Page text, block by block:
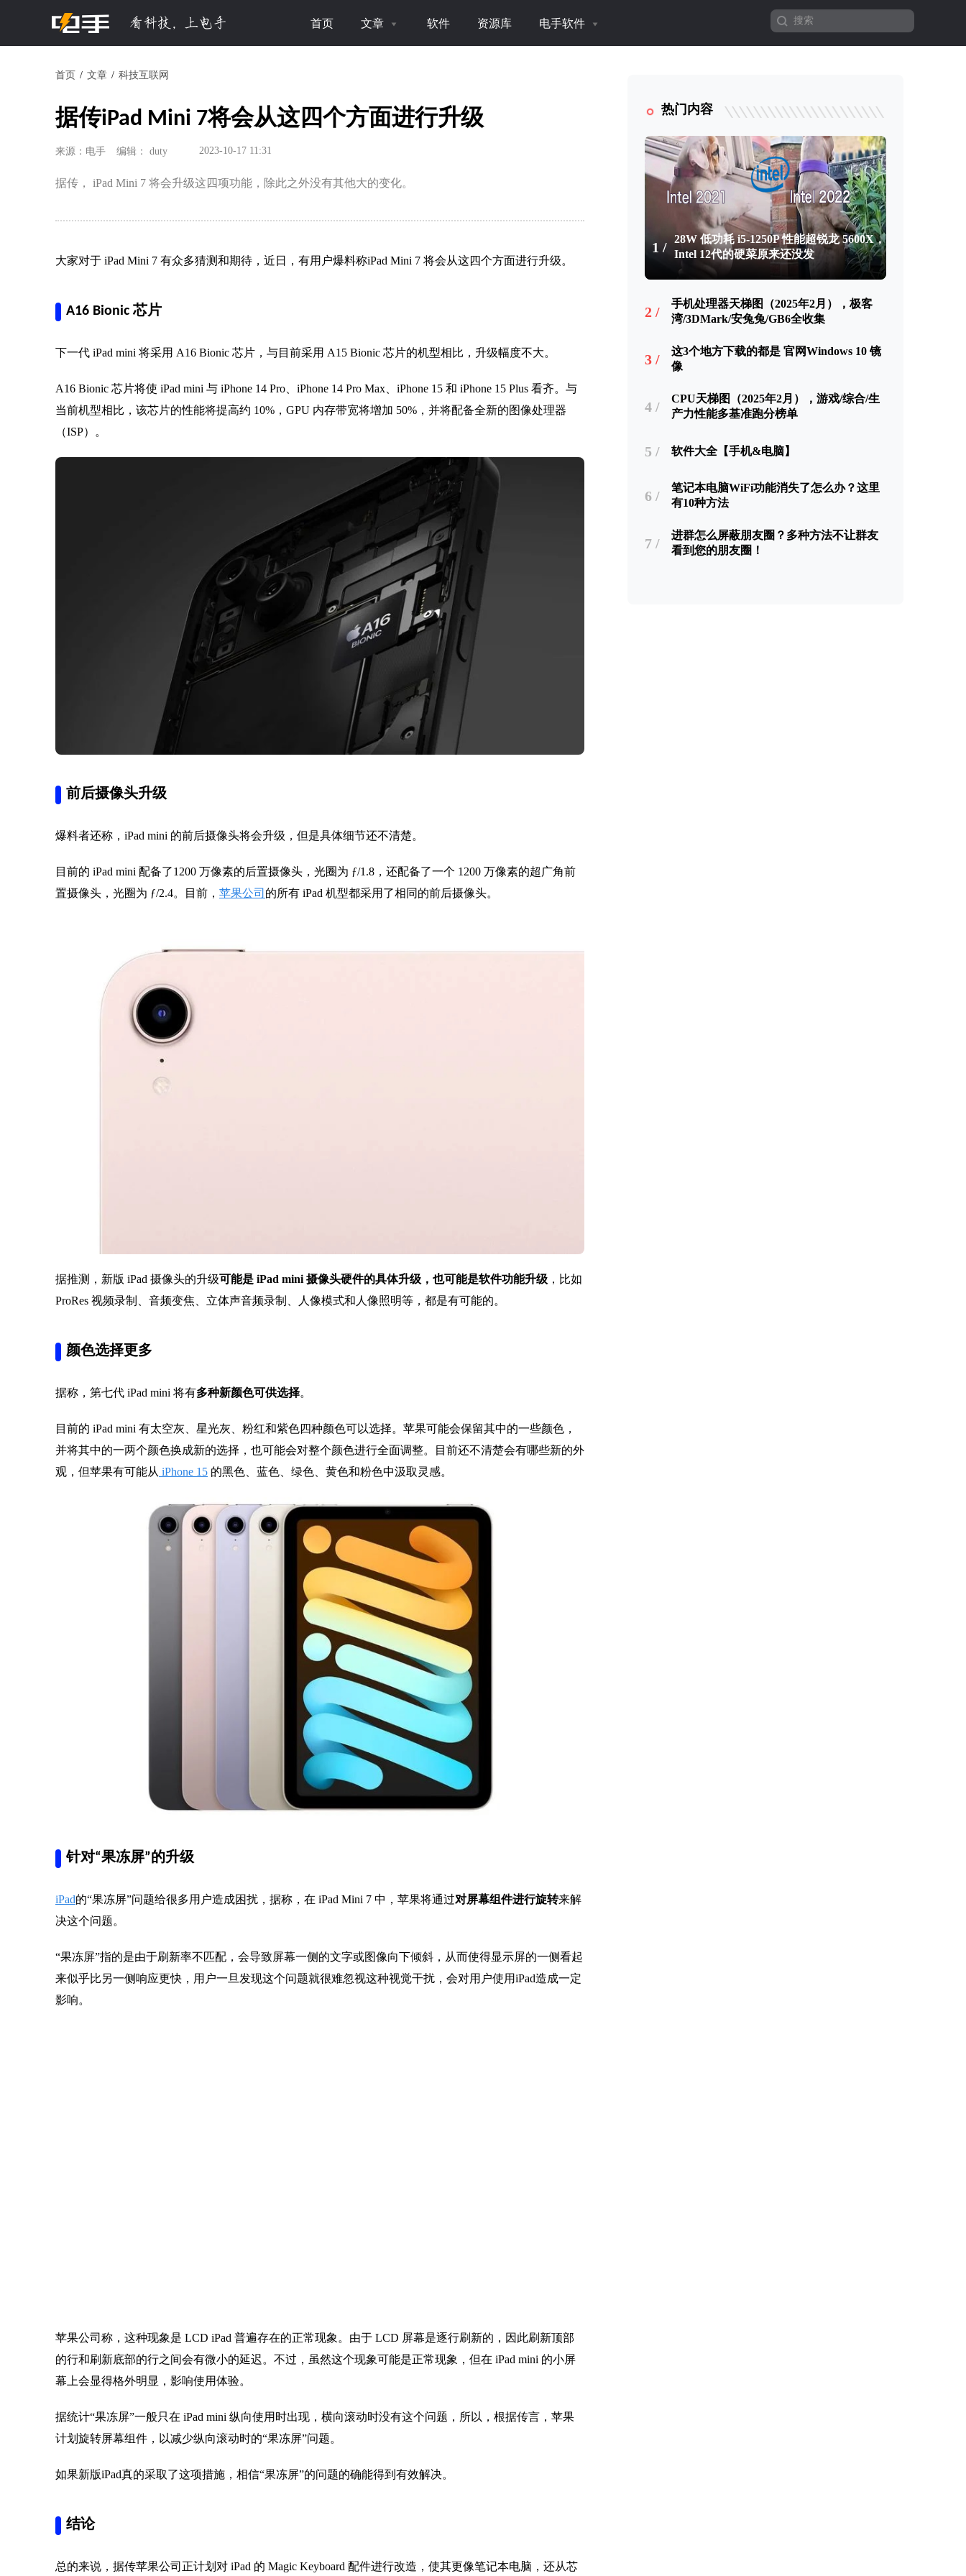
首页 文章 软件 资源库 电手软件
首页 文章 科技互联网
据传iPad Mini 7将会从这四个方面进行升级
来源：电手 编辑： duty 2023-10-17 11:31
据传， iPad Mini 7 将会升级这四项功能，除此之外没有其他大的变化。
大家对于 iPad Mini 7 有众多猜测和期待，近日，有用户爆料称iPad Mini 7 将会从这四个方面进行升级。
A16 Bionic 芯片
下一代 iPad mini 将采用 A16 Bionic 芯片，与目前采用 A15 Bionic 芯片的机型相比，升级幅度不大。
A16 Bionic 芯片将使 iPad mini 与 iPhone 14 Pro、iPhone 14 Pro Max、iPhone 15 和 iPhone 15 Plus 看齐。与
当前机型相比，该芯片的性能将提高约 10%，GPU 内存带宽将增加 50%，并将配备全新的图像处理器
（ISP）。
前后摄像头升级
爆料者还称，iPad mini 的前后摄像头将会升级，但是具体细节还不清楚。
目前的 iPad mini 配备了1200 万像素的后置摄像头，光圈为 ƒ/1.8，还配备了一个 1200 万像素的超广角前
置摄像头，光圈为 ƒ/2.4。目前， 苹果公司 的所有 iPad 机型都采用了相同的前后摄像头。
据推测，新版 iPad 摄像头的升级可能是 iPad mini 摄像头硬件的具体升级，也可能是软件功能升级 ，比如
ProRes 视频录制、音频变焦、立体声音频录制、人像模式和人像照明等，都是有可能的。
颜色选择更多
据称，第七代 iPad mini 将有多种新颜色可供选择。
目前的 iPad mini 有太空灰、星光灰、粉红和紫色四种颜色可以选择。苹果可能会保留其中的一些颜色，
并将其中的一两个颜色换成新的选择，也可能会对整个颜色进行全面调整。目前还不清楚会有哪些新的外
观，但苹果有可能从 iPhone 15 的黑色、蓝色、绿色、黄色和粉色中汲取灵感。
针对“果冻屏”的升级
iPad的“果冻屏”问题给很多用户造成困扰，据称，在 iPad Mini 7 中，苹果将通过对屏幕组件进行旋转来解
决这个问题。
“果冻屏”指的是由于刷新率不匹配，会导致屏幕一侧的文字或图像向下倾斜，从而使得显示屏的一侧看起
来似乎比另一侧响应更快，用户一旦发现这个问题就很难忽视这种视觉干扰，会对用户使用iPad造成一定
影响。
苹果公司称，这种现象是 LCD iPad 普遍存在的正常现象。由于 LCD 屏幕是逐行刷新的，因此刷新顶部
的行和刷新底部的行之间会有微小的延迟。不过，虽然这个现象可能是正常现象，但在 iPad mini 的小屏
幕上会显得格外明显，影响使用体验。
据统计“果冻屏”一般只在 iPad mini 纵向使用时出现，横向滚动时没有这个问题，所以，根据传言，苹果
计划旋转屏幕组件，以减少纵向滚动时的“果冻屏”问题。
如果新版iPad真的采取了这项措施，相信“果冻屏”的问题的确能得到有效解决。
结论
总的来说，据传苹果公司正计划对 iPad 的 Magic Keyboard 配件进行改造，使其更像笔记本电脑，还从芯
热门内容
1 /
28W 低功耗 i5-1250P 性能超锐龙 5600X，
Intel 12代的硬菜原来还没发
2 /
手机处理器天梯图（2025年2月），极客
湾/3DMark/安兔兔/GB6全收集
3 /
这3个地方下载的都是 官网Windows 10 镜
像
4 /
CPU天梯图（2025年2月），游戏/综合/生
产力性能多基准跑分榜单
5 / 软件大全【手机&电脑】
6 /
笔记本电脑WiFi功能消失了怎么办？这里
有10种方法
7 /
进群怎么屏蔽朋友圈？多种方法不让群友
看到您的朋友圈！